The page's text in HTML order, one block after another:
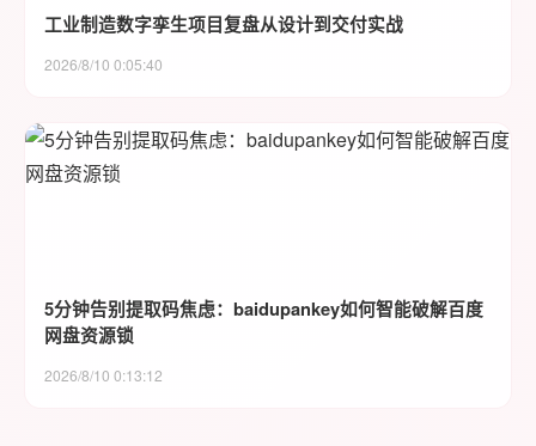
工业制造数字孪生项目复盘从设计到交付实战
2026/8/10 0:05:40
5分钟告别提取码焦虑：baidupankey如何智能破解百度
网盘资源锁
2026/8/10 0:13:12